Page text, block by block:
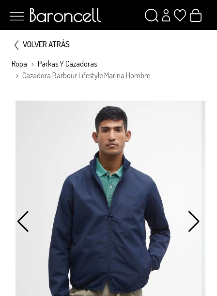
VOLVER ATRÁS
Ropa
Parkas Y Cazadoras
Cazadora Barbour Lifestyle Marina Hombre